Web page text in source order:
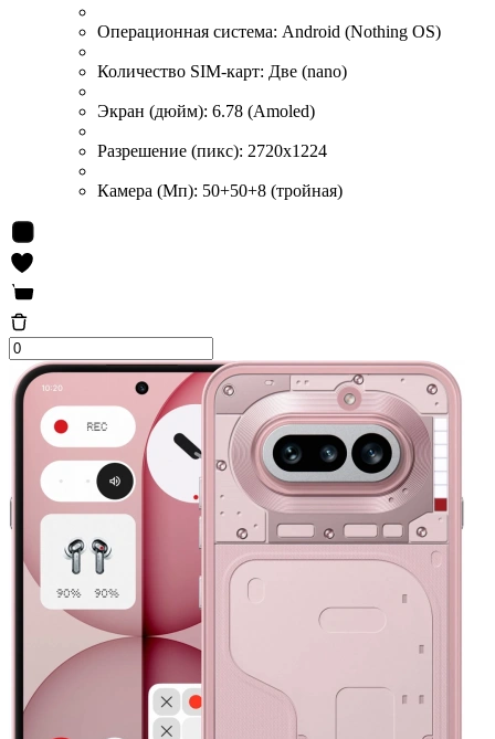
Операционная система: Android (Nothing OS)
Количество SIM-карт: Две (nano)
Экран (дюйм): 6.78 (Amoled)
Разрешение (пикс): 2720x1224
Камера (Мп): 50+50+8 (тройная)